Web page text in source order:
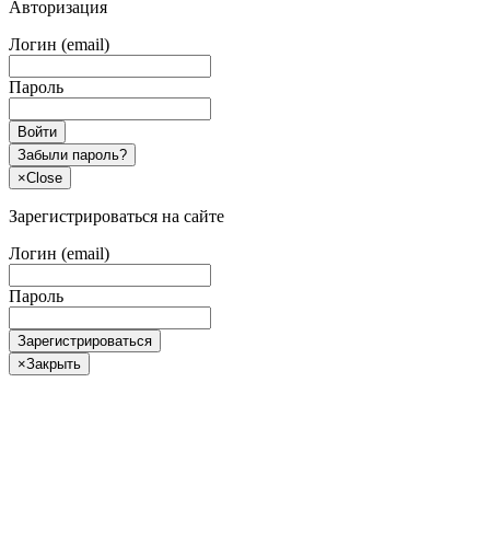
Авторизация
Логин (email)
Пароль
Войти
Забыли пароль?
×Close
Зарегистрироваться на сайте
Логин (email)
Пароль
Зарегистрироваться
×Закрыть